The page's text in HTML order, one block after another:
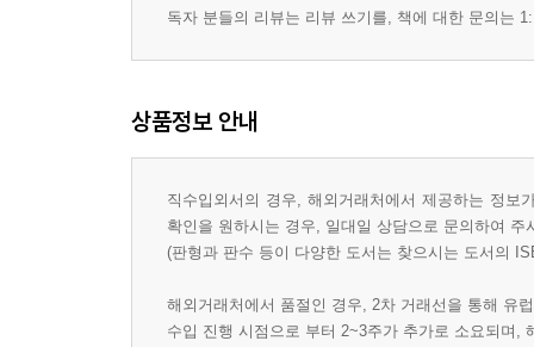
독자 분들의 리뷰는 리뷰 쓰기를, 책에 대한 문의는
상품정보 안내
직수입외서의 경우, 해외거래처에서 제공하는 정
확인을 원하시는 경우, 일대일 상담으로 문의하여 주
(판형과 판수 등이 다양한 도서는 찾으시는 도서의
해외거래처에서 품절인 경우, 2차 거래선을 통해 유
수입 진행 시점으로 부터 2~3주가 추가로 소요되며,